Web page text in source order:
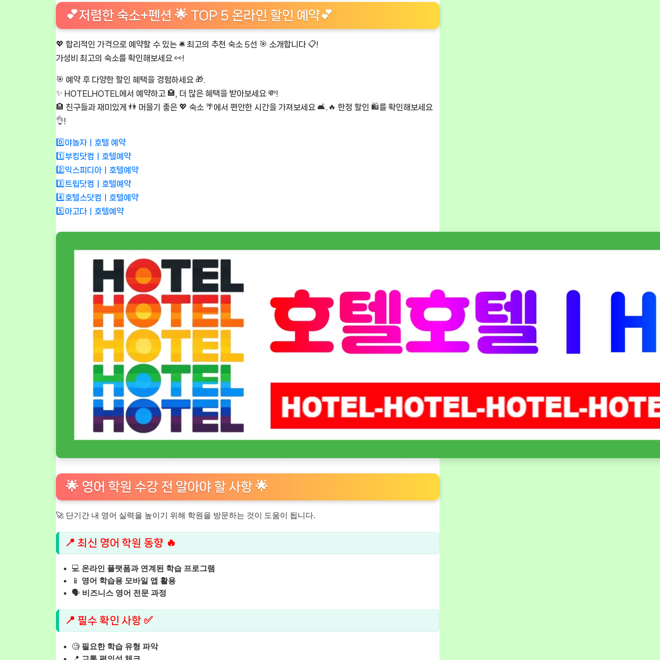
💕저렴한 숙소+펜션 🌟 TOP 5 온라인 할인 예약💕
💖 합리적인 가격으로 예약할 수 있는 🛎️ 최고의 추천 숙소 5선 🎯 소개합니다 📋!
가성비 최고의 숙소를 확인해보세요 👀!
🎯 예약 후 다양한 할인 혜택을 경험하세요 🎁.
✨ HOTELHOTEL에서 예약하고 🏩, 더 많은 혜택을 받아보세요 💸!
🏨 친구들과 재미있게 👫 머물기 좋은 💖 숙소 🌴에서 편안한 시간을 가져보세요 🛋️.🔥 한정 할인 🛍️를 확인해보세요
👌!
0️⃣야놀자ㅣ호텔 예약
1️⃣부킹닷컴ㅣ호텔예약
2️⃣익스피디아ㅣ호텔예약
3️⃣트립닷컴ㅣ호텔예약
4️⃣호텔스닷컴ㅣ호텔예약
5️⃣아고다ㅣ호텔예약
🌟 영어 학원 수강 전 알아야 할 사항 🌟
🚀 단기간 내 영어 실력을 높이기 위해 학원을 방문하는 것이 도움이 됩니다.
📍 최신 영어 학원 동향 🔥
💻 온라인 플랫폼과 연계된 학습 프로그램
📱 영어 학습용 모바일 앱 활용
🗣️ 비즈니스 영어 전문 과정
📍 필수 확인 사항 ✅
🧐 필요한 학습 유형 파악